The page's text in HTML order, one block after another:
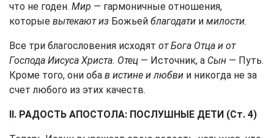
что не годен. Мир — гармоничные отношения,
которые вытекают из Божьей благодати и милости.
Все три благословения исходят от Бога Отца и от
Господа Иисуса Христа. Отец — Источник, а Сын — Путь.
Кроме того, они оба в истине и любви и никогда не за
счет любого из этих качеств.
II. РАДОСТЬ АПОСТОЛА: ПОСЛУШНЫЕ ДЕТИ (Ст. 4)